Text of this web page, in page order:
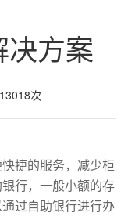
决方案
次
捷的服务，减少柜
行，一般小额的存
过自助银行进行办